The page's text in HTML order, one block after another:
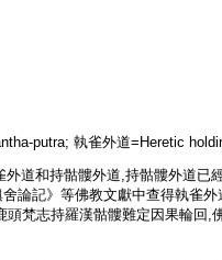
putra; 執雀外道=Heretic
道和持骷髏外道,持骷髏外道已
論記》等佛教文獻中查得執雀
梵志持羅漢骷髏難定因果輪回,